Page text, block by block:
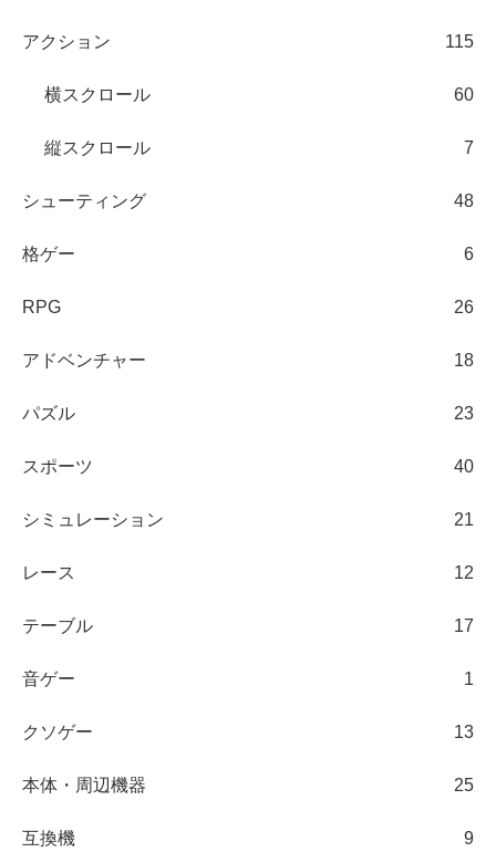
アクション 115
横スクロール 60
縦スクロール 7
シューティング 48
格ゲー 6
RPG 26
アドベンチャー 18
パズル 23
スポーツ 40
シミュレーション 21
レース 12
テーブル 17
音ゲー 1
クソゲー 13
本体・周辺機器 25
互換機 9